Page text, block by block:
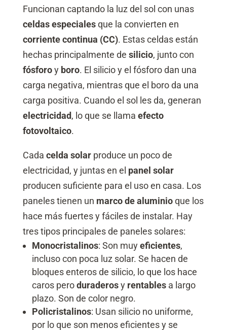
Funcionan captando la luz del sol con unas
celdas especialesque la convierten en
corriente continua (CC). Estas celdas están
hechas principalmente de silicio, junto con
fósforoy boro. El silicio y el fósforo dan una
carga negativa, mientras que el boro da una
carga positiva. Cuando el sol les da, generan
electricidad, lo que se llama efecto
fotovoltaico.
Cada celda solarproduce un poco de
electricidad, y juntas en el panel solar
producen suficiente para el uso en casa. Los
paneles tienen un marco de aluminioque los
hace más fuertes y fáciles de instalar. Hay
tres tipos principales de paneles solares:
Monocristalinos: Son muyeficientes,
incluso con poca luz solar. Se hacen de
bloques enteros de silicio, lo que los hace
caros peroduraderosy rentablesa largo
plazo. Son de color negro.
Policristalinos: Usan silicio no uniforme,
por lo que son menos eficientes y se